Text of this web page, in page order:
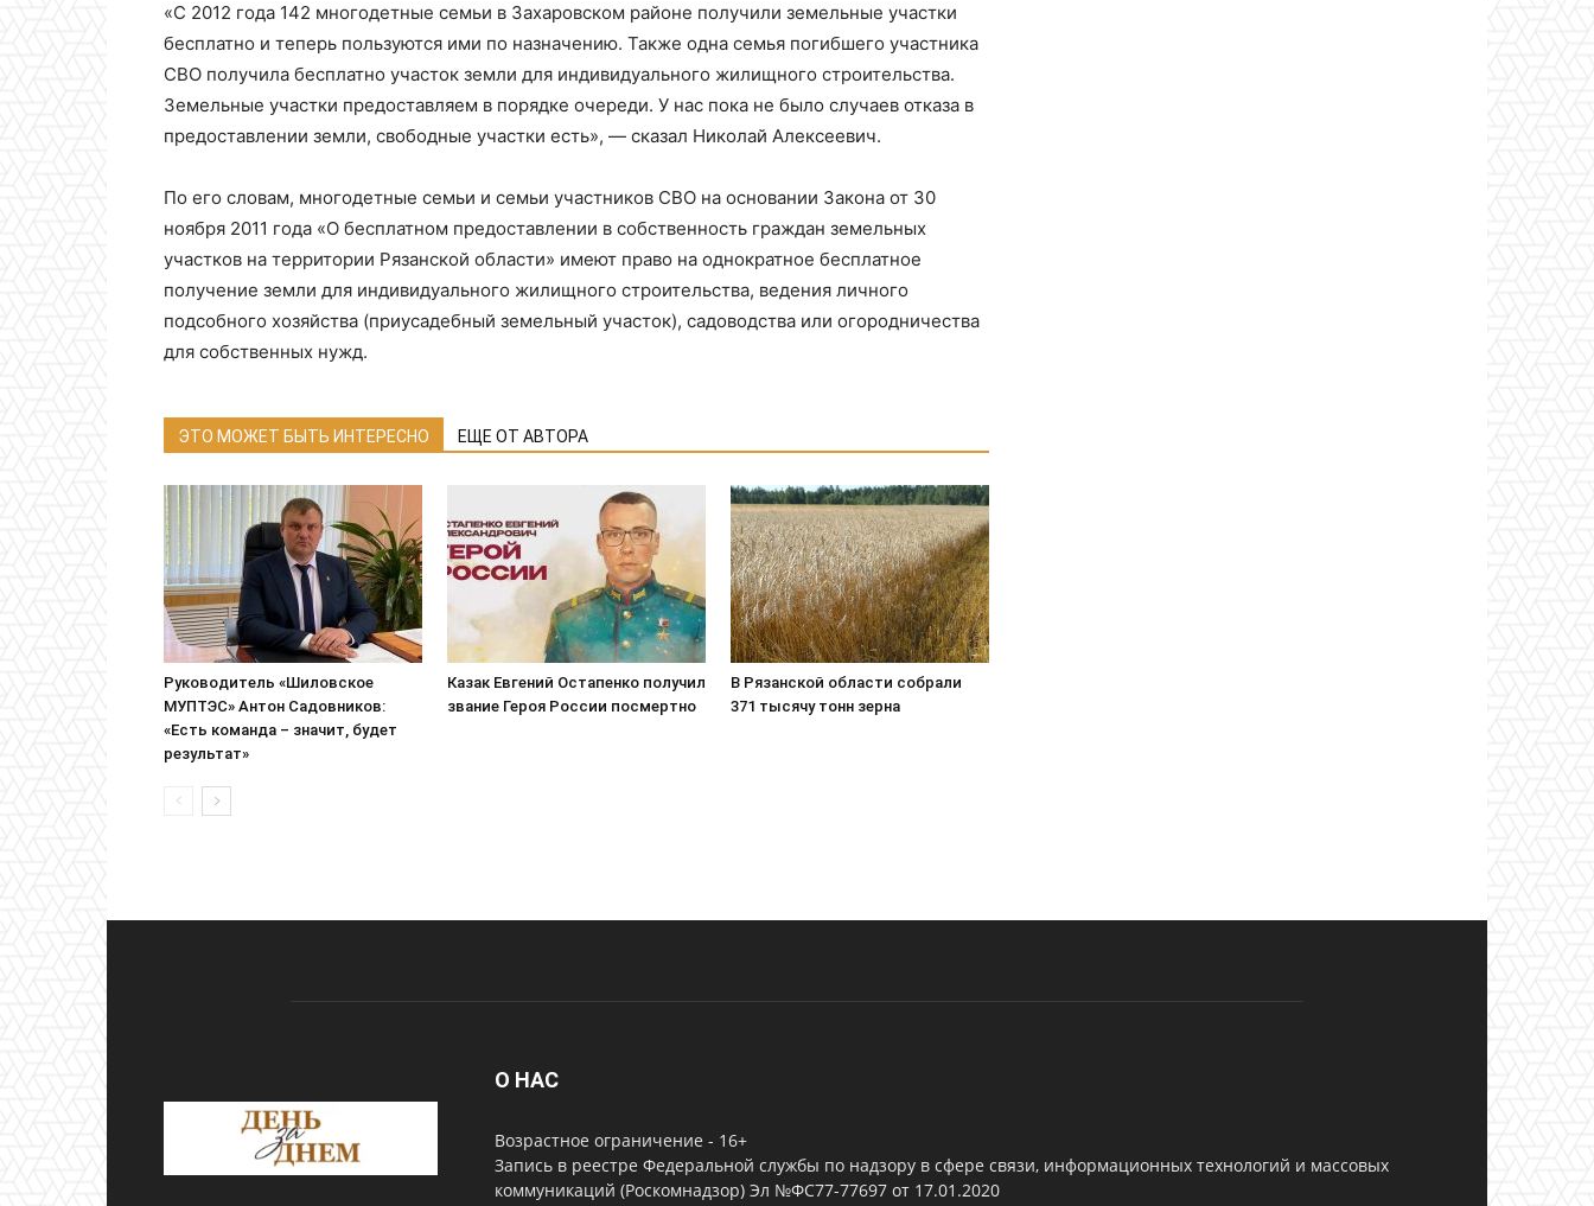
«С 2012 года 142 многодетные семьи в Захаровском районе получили земельные участки
бесплатно и теперь пользуются ими по назначению. Также одна семья погибшего участника
СВО получила бесплатно участок земли для индивидуального жилищного строительства.
Земельные участки предоставляем в порядке очереди. У нас пока не было случаев отказа в
предоставлении земли, свободные участки есть», — сказал Николай Алексеевич.
По его словам, многодетные семьи и семьи участников СВО на основании Закона от 30
ноября 2011 года «О бесплатном предоставлении в собственность граждан земельных
участков на территории Рязанской области» имеют право на однократное бесплатное
получение земли для индивидуального жилищного строительства, ведения личного
подсобного хозяйства (приусадебный земельный участок), садоводства или огородничества
для собственных нужд.
ЭТО МОЖЕТ БЫТЬ ИНТЕРЕСНО ЕЩЕ ОТ АВТОРА
Руководитель «Шиловское
МУПТЭС» Антон Садовников:
«Есть команда – значит, будет
результат»
Казак Евгений Остапенко получил
звание Героя России посмертно
В Рязанской области собрали
371 тысячу тонн зерна
О НАС
Возрастное ограничение - 16+
Запись в реестре Федеральной службы по надзору в сфере связи, информационных технологий и массовых
коммуникаций (Роскомнадзор) Эл №ФС77-77697 от 17.01.2020